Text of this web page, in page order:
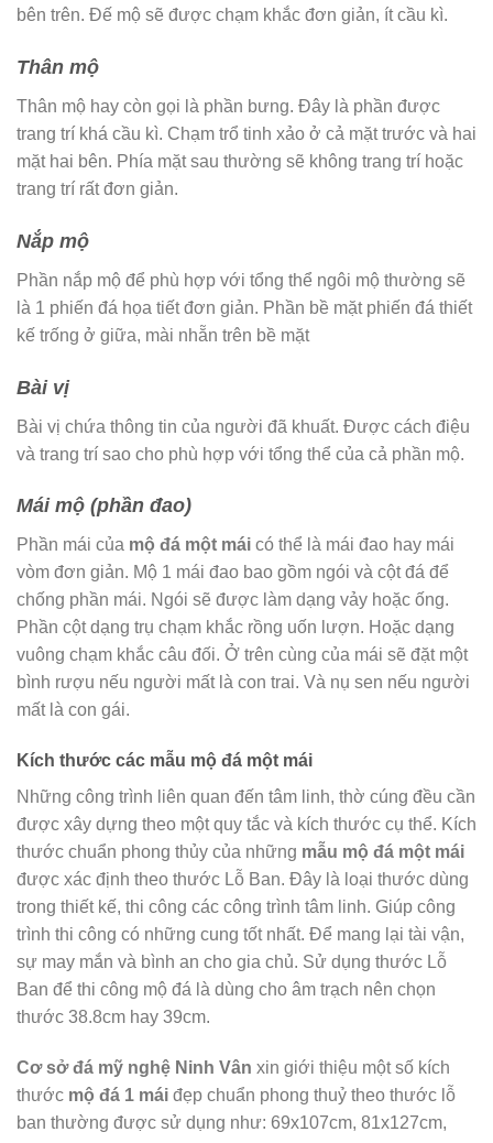
bên trên. Đế mộ sẽ được chạm khắc đơn giản, ít cầu kì.
Thân mộ
Thân mộ hay còn gọi là phần bưng. Đây là phần được
trang trí khá cầu kì. Chạm trổ tinh xảo ở cả mặt trước và hai
mặt hai bên. Phía mặt sau thường sẽ không trang trí hoặc
trang trí rất đơn giản.
Nắp mộ
Phần nắp mộ để phù hợp với tổng thể ngôi mộ thường sẽ
là 1 phiến đá họa tiết đơn giản. Phần bề mặt phiến đá thiết
kế trống ở giữa, mài nhẵn trên bề mặt
Bài vị
Bài vị chứa thông tin của người đã khuất. Được cách điệu
và trang trí sao cho phù hợp với tổng thể của cả phần mộ.
Mái mộ (phần đao)
Phần mái của mộ đá một mái có thể là mái đao hay mái
vòm đơn giản. Mộ 1 mái đao bao gồm ngói và cột đá để
chống phần mái. Ngói sẽ được làm dạng vảy hoặc ống.
Phần cột dạng trụ chạm khắc rồng uốn lượn. Hoặc dạng
vuông chạm khắc câu đối. Ở trên cùng của mái sẽ đặt một
bình rượu nếu người mất là con trai. Và nụ sen nếu người
mất là con gái.
Kích thước các mẫu mộ đá một mái
Những công trình liên quan đến tâm linh, thờ cúng đều cần
được xây dựng theo một quy tắc và kích thước cụ thể. Kích
thước chuẩn phong thủy của những mẫu mộ đá một mái
được xác định theo thước Lỗ Ban. Đây là loại thước dùng
trong thiết kế, thi công các công trình tâm linh. Giúp công
trình thi công có những cung tốt nhất. Để mang lại tài vận,
sự may mắn và bình an cho gia chủ. Sử dụng thước Lỗ
Ban để thi công mộ đá là dùng cho âm trạch nên chọn
thước 38.8cm hay 39cm.
Cơ sở đá mỹ nghệ Ninh Vân xin giới thiệu một số kích
thước mộ đá 1 mái đẹp chuẩn phong thuỷ theo thước lỗ
ban thường được sử dụng như: 69x107cm, 81x127cm,